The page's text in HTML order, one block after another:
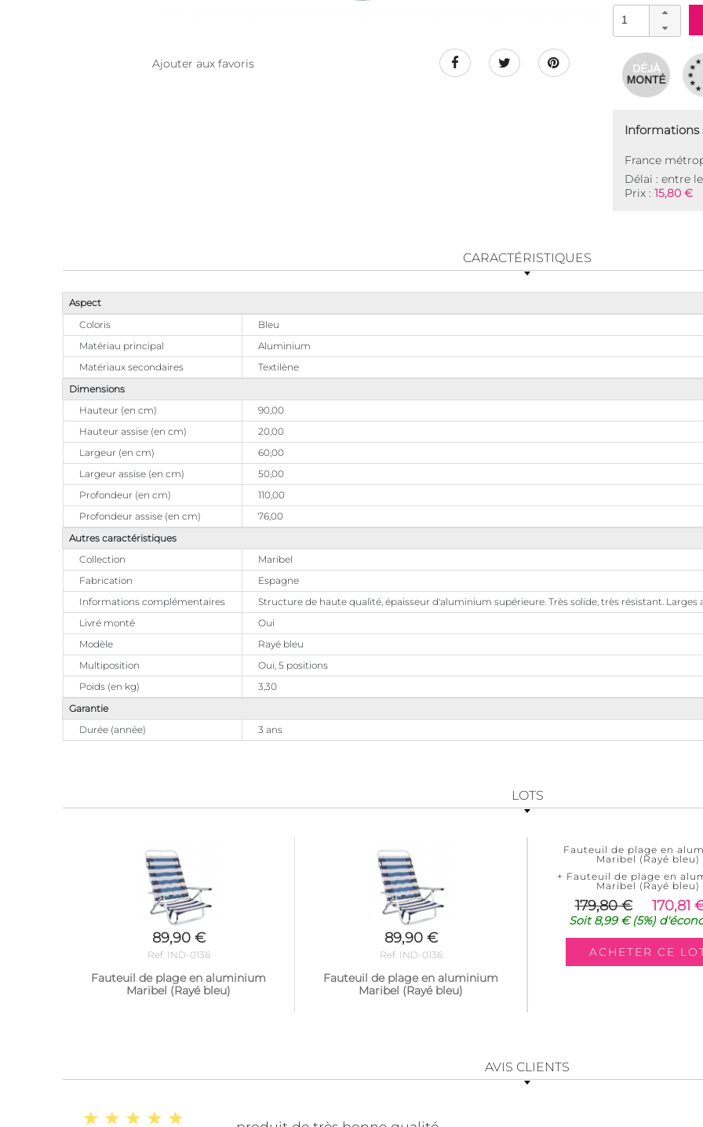
Ajouter aux favoris
Informations
France
Délai : entre le
Prix : 15,80 €
CARACTÉRISTIQUES
Aspect
Coloris
Bleu
Matériau principal
Aluminium
Matériaux secondaires
Textilène
Dimensions
Hauteur (en cm)
90,00
Hauteur assise (en cm)
20,00
Largeur (en cm)
60,00
Largeur assise (en cm)
50,00
Profondeur (en cm)
110,00
Profondeur assise (en cm)
76,00
Autres caractéristiques
Collection
Maribel
Fabrication
Espagne
Informations complémentaires
Structure de haute qualité, épaisseur d'aluminium supérieure. Très solide, très résistant.
Livré monté
Oui
Modèle
Rayé bleu
Multiposition
Oui, 5 positions
Poids (en kg)
3,30
Garantie
Durée (année)
3 ans
LOTS
89,90 €
Ref. IND-0136
Fauteuil de plage en aluminium
Maribel (Rayé bleu)
89,90 €
Ref. IND-0136
Fauteuil de plage en aluminium
Maribel (Rayé bleu)
Fauteuil de plage en
Maribel (Rayé bleu)
+ Fauteuil de plage en
Maribel (Rayé bleu)
179,80 € 170,81
Soit8,99 €(5%)
AVIS CLIENTS